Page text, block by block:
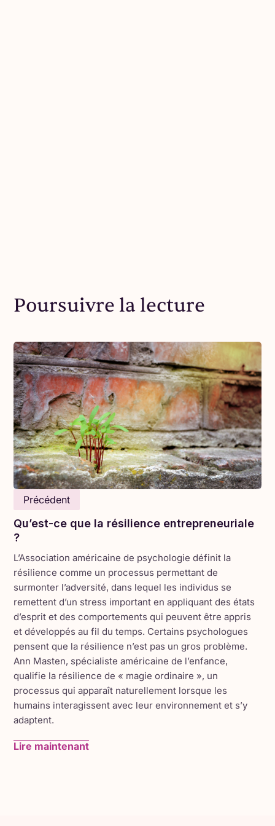
Mener sa propre entreprise peut être un
cheminement long et solitaire. C’est pourquoi,
chères Consœurs en Affaires, c’est correct si
vous…
Augmentez vos frais, surtout si vous avez eu
des coûts plus élevés. Vous ne pouvez pas
l’expliquerez, la plupart comprendront. Ceux qui
ne comprennent pas ne sont pas fidèles de
toute façon.
Faites payer les personnes qui n’annulent pas
avant leur rendez-vous. Vous avez une
entreprise à gérer, et vous n’êtes pas une «
bitch » lorsque vous demandez à être traitée
équitablement.
Demandez cette subvention, ce programme de
soutien aux entreprises. Beaucoup de gens ne
chance. Saisissez votre chance ; souvenez-
Poursuivre la lecture
Précédent
Qu’est-ce que la résilience entrepreneuriale
?
L’Association américaine de psychologie définit la
résilience comme un processus permettant de
surmonter l’adversité, dans lequel les individus se
remettent d’un stress important en appliquant des états
d’esprit et des comportements qui peuvent être appris
et développés au fil du temps. Certains psychologues
pensent que la résilience n’est pas un gros problème.
Ann Masten, spécialiste américaine de l’enfance,
qualifie la résilience de « magie ordinaire », un
processus qui apparaît naturellement lorsque les
humains interagissent avec leur environnement et s’y
adaptent.
Lire maintenant